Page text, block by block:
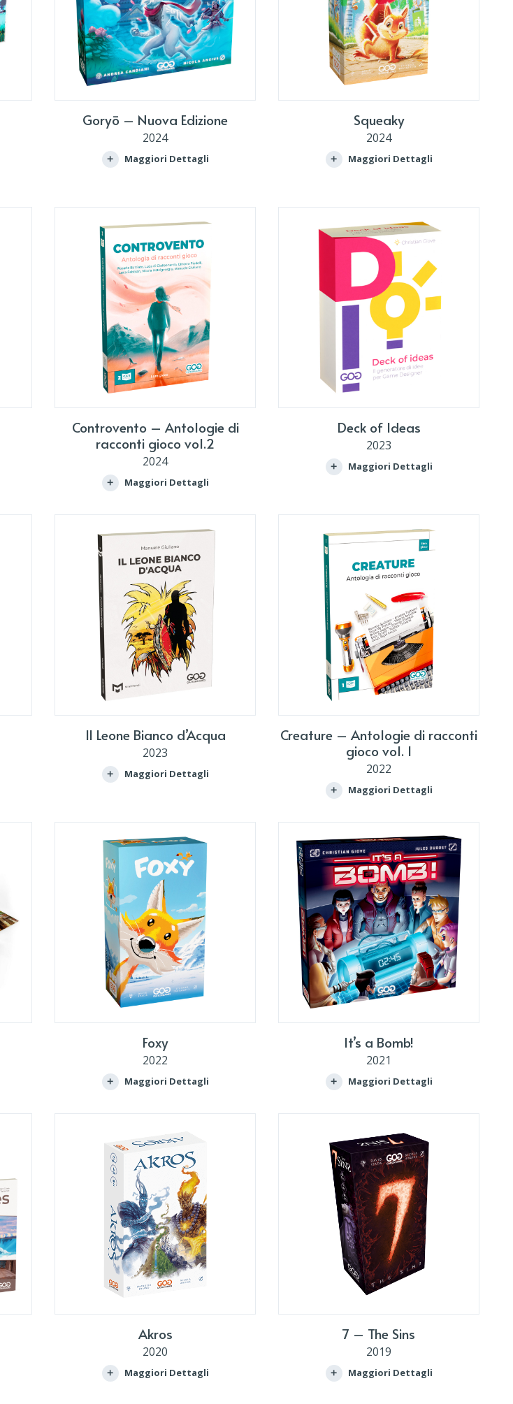
Goryō – Nuova Edizione
2024
Maggiori Dettagli
Squeaky
2024
Maggiori Dettagli
Controvento – Antologie di
racconti gioco vol.2
2024
Maggiori Dettagli
Deck of Ideas
2023
Maggiori Dettagli
Il Leone Bianco d’Acqua
2023
Maggiori Dettagli
Creature – Antologie di racconti
gioco vol. 1
2022
Maggiori Dettagli
Foxy
2022
Maggiori Dettagli
It’s a Bomb!
2021
Maggiori Dettagli
Akros
2020
Maggiori Dettagli
7 – The Sins
2019
Maggiori Dettagli